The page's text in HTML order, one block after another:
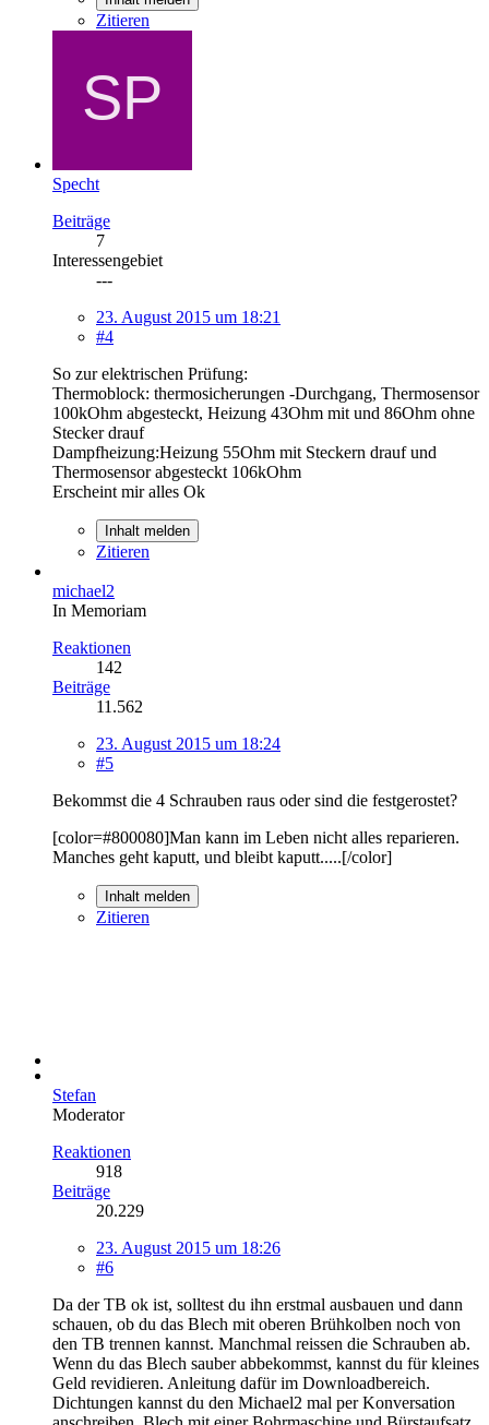
Zitieren
Specht
Beiträge
7
Interessengebiet
---
23. August 2015 um 18:21
#4
So zur elektrischen Prüfung:
Thermoblock: thermosicherungen -Durchgang, Thermosensor
100kOhm abgesteckt, Heizung 43Ohm mit und 86Ohm ohne
Stecker drauf
Dampfheizung:Heizung 55Ohm mit Steckern drauf und
Thermosensor abgesteckt 106kOhm
Erscheint mir alles Ok
Inhalt melden
Zitieren
michael2
In Memoriam
Reaktionen
142
Beiträge
11.562
23. August 2015 um 18:24
#5
Bekommst die 4 Schrauben raus oder sind die festgerostet?
[color=#800080]Man kann im Leben nicht alles reparieren.
Manches geht kaputt, und bleibt kaputt.....[/color]
Inhalt melden
Zitieren
Stefan
Moderator
Reaktionen
918
Beiträge
20.229
23. August 2015 um 18:26
#6
Da der TB ok ist, solltest du ihn erstmal ausbauen und dann
schauen, ob du das Blech mit oberen Brühkolben noch von
den TB trennen kannst. Manchmal reissen die Schrauben ab.
Wenn du das Blech sauber abbekommst, kannst du für kleines
Geld revidieren. Anleitung dafür im Downloadbereich.
Dichtungen kannst du den Michael2 mal per Konversation